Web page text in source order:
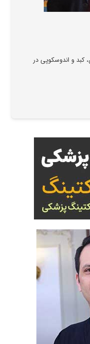
و اندوسکوپی در